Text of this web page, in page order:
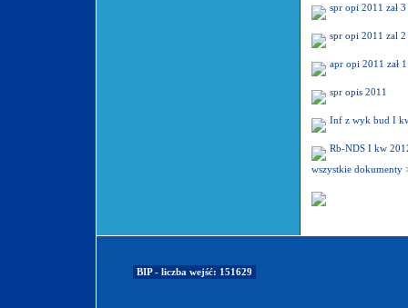
spr opi 2011 zał 3
spr opi 2011 zal 2
apr opi 2011 zał 1
spr opis 2011
Inf z wyk bud I
Rb-NDS I kw
wszystkie dokumenty
BIP - liczba wejść: 151629